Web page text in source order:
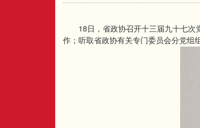
18 日，省政协召开十三届九十七
作；听取省政协有关专门委员会分党组